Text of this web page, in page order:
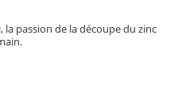
la passion de la découpe du zinc